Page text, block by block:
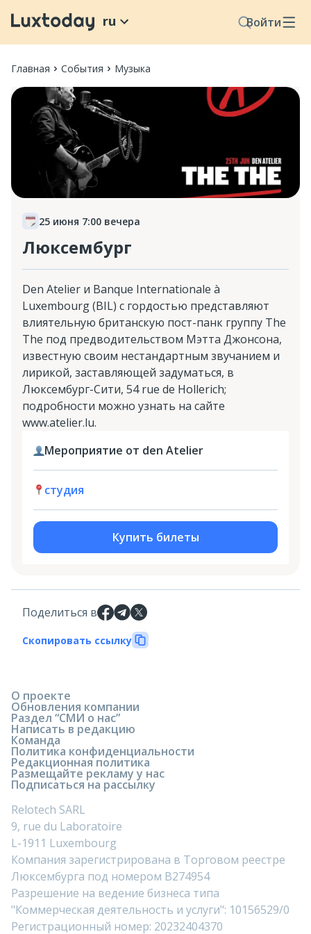
Войти
ru
Главная События Музыка
25 июня 7:00 вечера
Люксембург
Den Atelier и Banque Internationale à
Luxembourg (BIL) с гордостью представляют
влиятельную британскую пост-панк группу The
The под предводительством Мэтта Джонсона,
известную своим нестандартным звучанием и
лирикой, заставляющей задуматься, в
Люксембург-Сити, 54 rue de Hollerich;
подробности можно узнать на сайте
www.atelier.lu.
Мероприятие от den Atelier
студия
Купить билеты
Поделиться в
Скопировать ссылку
О проекте
Обновления компании
Раздел “СМИ о нас”
Написать в редакцию
Команда
Политика конфиденциальности
Редакционная политика
Размещайте рекламу у нас
Подписаться на рассылку
Relotech SARL
9, rue du Laboratoire
L-1911 Luxembourg
Компания зарегистрирована в Торговом реестре
Люксембурга под номером B274954
Разрешение на ведение бизнеса типа
"Коммерческая деятельность и услуги": 10156529/0
Регистрационный номер: 20232404370